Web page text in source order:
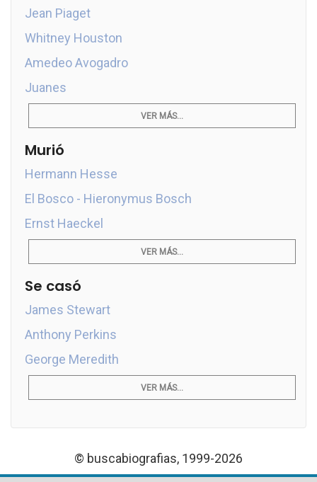
Jean Piaget
Whitney Houston
Amedeo Avogadro
Juanes
VER MÁS...
Murió
Hermann Hesse
El Bosco - Hieronymus Bosch
Ernst Haeckel
VER MÁS...
Se casó
James Stewart
Anthony Perkins
George Meredith
VER MÁS...
© buscabiografias, 1999-2026